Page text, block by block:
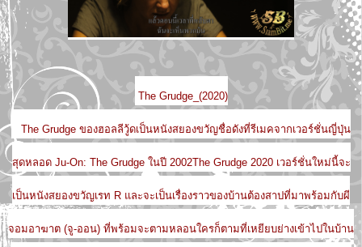
The Grudge_(2020)
The Grudge ของฮอลลีวู้ดเป็นหนังสยองขวัญชื่อดังที่รีเมคจากเวอร์ชั่นญี่ปุ่น
สุดหลอด Ju-On: The Grudge ในปี 2002The Grudge 2020 เวอร์ชั่นใหม่นี้จะ
เป็นหนังสยองขวัญเรท R และจะเป็นเรื่องราวของบ้านต้องสาปที่มาพร้อมกับผี
จอมอาฆาต (จู-ออน) ที่พร้อมจะตามหลอนใครก็ตามที่เหยียบย่างเข้าไปในบ้าน